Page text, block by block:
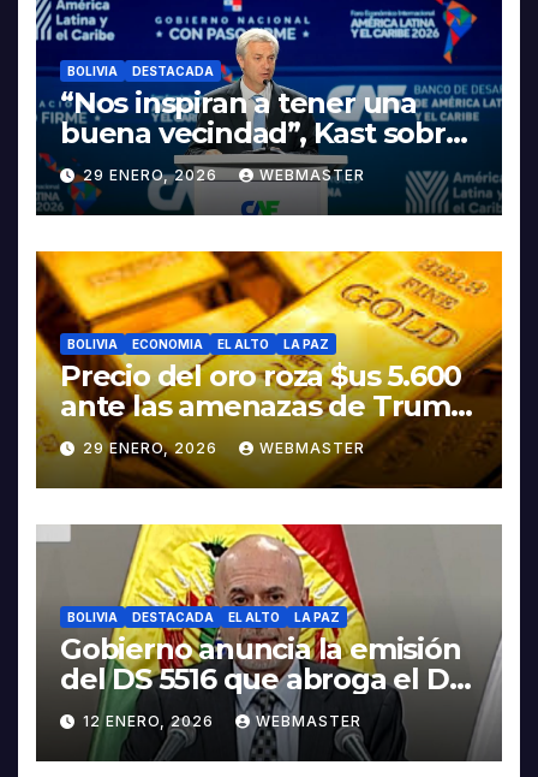
BOLIVIA DESTACADA
“Nos inspiran a tener una
buena vecindad”, Kast sobre
discurso del presidente
Rodrigo Paz
29 ENERO, 2026 WEBMASTER
BOLIVIA ECONOMIA EL ALTO LA PAZ
Precio del oro roza $us 5.600
ante las amenazas de Trump
contra Irán
29 ENERO, 2026 WEBMASTER
BOLIVIA DESTACADA EL ALTO LA PAZ
Gobierno anuncia la emisión
del DS 5516 que abroga el DS
5503
12 ENERO, 2026 WEBMASTER